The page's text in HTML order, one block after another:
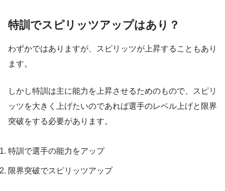
特訓でスピリッツアップはあり？
わずかではありますが、スピリッツが上昇することもあり
ます。
しかし特訓は主に能力を上昇させるためのもので、スピリ
ッツを大きく上げたいのであれば選手のレベル上げと限界
突破をする必要があります。
特訓で選手の能力をアップ
限界突破でスピリッツアップ